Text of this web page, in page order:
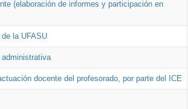
(elaboración de informes y participación en
la UFASU
docente del profesorado, por parte del ICE